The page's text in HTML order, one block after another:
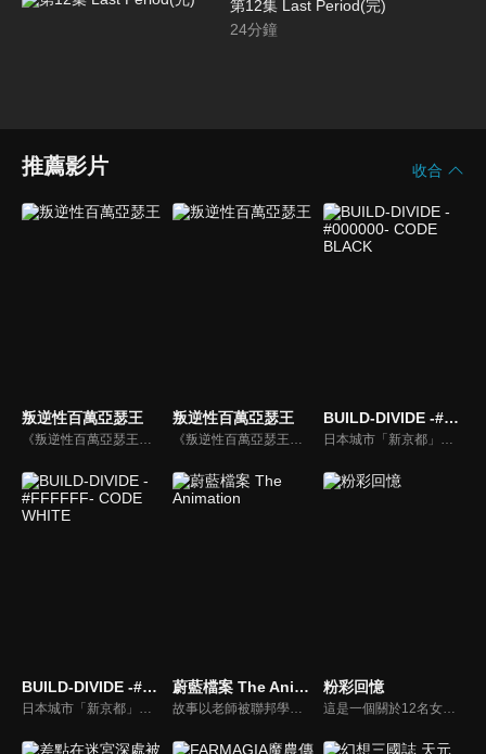
第12集 Last Period(完)
24分鐘
推薦影片 收合
叛逆性百萬亞瑟王
《叛逆性百萬亞瑟王》是由 SQUARE ENIX 與網易聯合開發的《百萬亞瑟王》系列新作，作為《百萬亞瑟王》新作的一環同步展開了電視動畫的企劃。其故事以 100 萬人的亞瑟王與 100 萬把的聖劍做為開端展開。該系列作至今推出多款手機遊戲，在日本與亞洲各地也有著一定程度的人氣。
叛逆性百萬亞瑟王
《叛逆性百萬亞瑟王》是由 SQUARE ENIX 與網易聯合開發的《百萬亞瑟王》系列新作，作為《百萬亞瑟王》新作的一環同步展開了電視動畫的企劃。其故事以 100 萬人的亞瑟王與 100 萬把的聖劍做為開端展開。該系列作至今推出多款手機遊戲，在日本與亞洲各地也有著一定程度的人氣。
BUILD-DIVIDE -#000000- CODE BLACK
日本城市「新京都」受到名為「BUILD DIVIDE」的卡片遊戲主宰，並由最強的「王」統治著城市。城市中有一項謠言：「藉由 BUILD DIVIDE 取勝於王，任何願望實現方能實現」。少年藏部照人為了此目的，在神祕少女晩華櫻良的引導下投身加入了這場名為「重構」（リビルド）的戰鬥之中。
BUILD-DIVIDE -#FFFFFF- CODE WHITE
日本城市「新京都」受到名為「BUILD DIVIDE」的卡片遊戲主宰，並由最強的「王」統治著城市。城市中有一項謠言：「藉由 BUILD DIVIDE 取勝於王，任何願望實現方能實現」。少年藏部照人為了此目的，在神祕少女晩華櫻良的引導下投身加入了這場名為「重構」（リビルド）的戰鬥之中。
蔚藍檔案 The Animation
故事以老師被聯邦學生會行政官七神琳叫醒，得知聯邦學生會長突然失蹤開始。與面對前來直轄區質詢的學生組織幹部們見面後，老師指揮她們與越獄的逃犯們交戰，來到了夏萊所屬建築前。在夏萊的地下室裡，七神琳撿起地上的希迪姆的箱子交給老師。
粉彩回憶
這是一個關於12名女生的故事，她們在秋葉原角落的一家名為「兔子小屋本鋪」的小店裡工作。為了打倒病毒，讓秋葉原恢復昔日的快樂，我們每天都在不斷努力！我們不懈戰鬥的理由，是為了保護大家與自己最喜愛的作品之間的那份「珍貴回憶」！